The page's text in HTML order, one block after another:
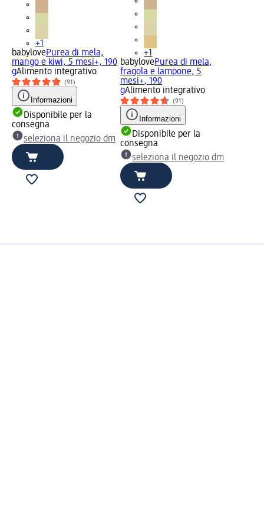
+1
babylovePurea di mela,
mango e kiwi, 5 mesi+, 190
gAlimento integrativo
(91)
Informazioni
Disponibile per la
consegna
seleziona il negozio dm
+1
babylovePurea di mela,
fragola e lampone, 5
mesi+, 190
gAlimento integrativo
(91)
Informazioni
Disponibile per la
consegna
seleziona il negozio dm